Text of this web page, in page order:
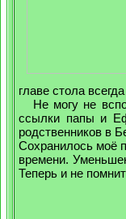
главе стола
Не могу не
ссылки папы и
родственников в
Сохранилось моё
времени.
Теперь и не